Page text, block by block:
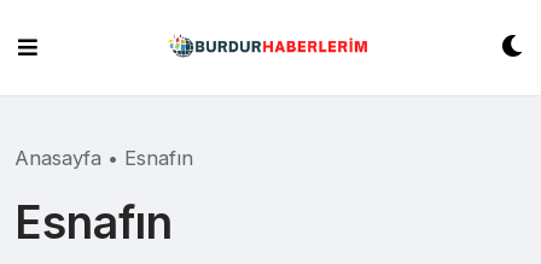
content
Anasayfa • Esnafın
Esnafın